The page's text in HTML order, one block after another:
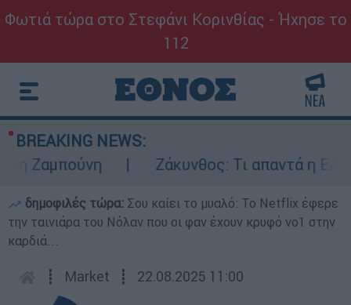
Φωτιά τώρα στο Στεφάνι Κορινθίας - Ήχησε το
112
BREAKING NEWS:
Ζάκυνθος: Τι απαντά η ΕΛΑΣ
δημοφιλές τώρα: Σου καίει το μυαλό: Το Netflix έφερε
την ταινιάρα του Νόλαν που οι φαν έχουν κρυφό νο1 στην
καρδιά...
┋ Market ┋ 22.08.2025 11:00